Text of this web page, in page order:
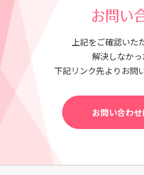
お問い
上記をご確認いた
解決しなかっ
下記リンク先よりお問
お問い合わ